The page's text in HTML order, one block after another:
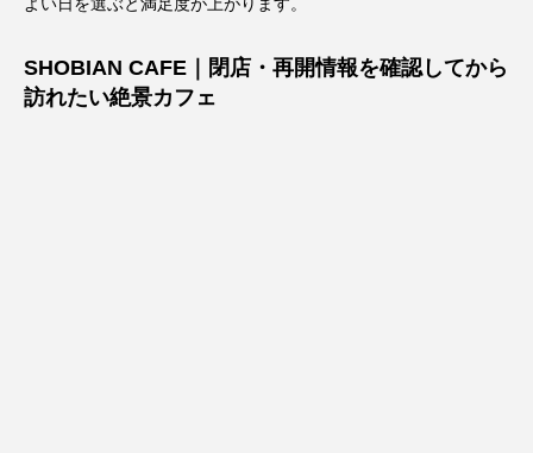
SHOBIAN CAFE｜閉店・再開情報を確認してから
訪れたい絶景カフェ